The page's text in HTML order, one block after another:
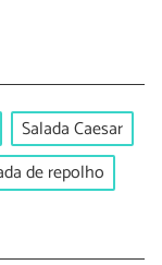
Salada Caesar
de repolho